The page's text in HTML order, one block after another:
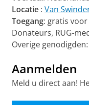
Locatie : Van
Toegang: gratis voor
Donateurs, RUG-
Overige
Aanmelden
Meld u direct aan!